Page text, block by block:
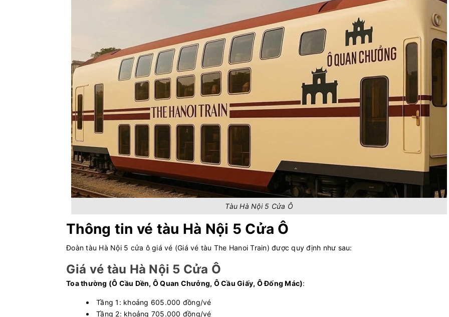
Tàu Hà Nội 5 Cửa Ô
Thông tin vé tàu Hà Nội 5 Cửa Ô
Đoàn tàu Hà Nội 5 cửa ô giá vé (Giá vé tàu The Hanoi Train) được quy định như sau:
Giá vé tàu Hà Nội 5 Cửa Ô
Toa thường (Ô Cầu Dền, Ô Quan Chưởng, Ô Cầu Giấy, Ô Đống Mác):
Tầng 1: khoảng 605.000 đồng/vé
Tầng 2: khoảng 705.000 đồng/vé